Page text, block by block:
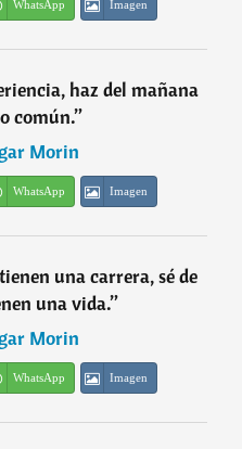
WhatsApp Imagen
haz del mañana
común.”
Morin
WhatsApp Imagen
una carrera, sé de
una vida.”
Morin
WhatsApp Imagen